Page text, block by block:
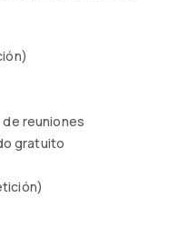
de reuniones
gratuito